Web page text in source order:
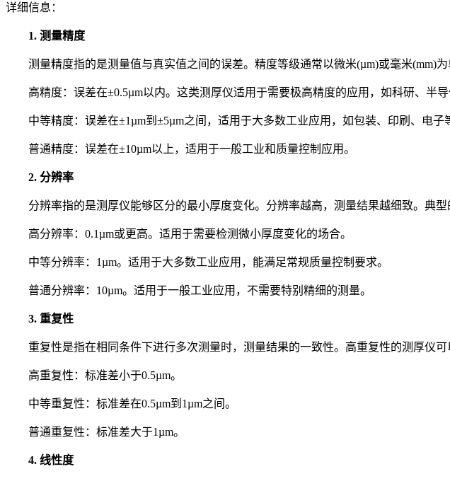
详细信息：
1. 测量精度
测量精度指的是测量值与真实值之间的误差。精度等级通常以微米(µm)或毫米(mm)为
高精度：误差在±0.5µm以内。这类测厚仪适用于需要极高精度的应用，如科研、半导
中等精度：误差在±1µm到±5µm之间，适用于大多数工业应用，如包装、印刷、电子
普通精度：误差在±10µm以上，适用于一般工业和质量控制应用。
2. 分辨率
分辨率指的是测厚仪能够区分的最小厚度变化。分辨率越高，测量结果越细致。典型
高分辨率：0.1µm或更高。适用于需要检测微小厚度变化的场合。
中等分辨率：1µm。适用于大多数工业应用，能满足常规质量控制要求。
普通分辨率：10µm。适用于一般工业应用，不需要特别精细的测量。
3. 重复性
重复性是指在相同条件下进行多次测量时，测量结果的一致性。高重复性的测厚仪可
高重复性：标准差小于0.5µm。
中等重复性：标准差在0.5µm到1µm之间。
普通重复性：标准差大于1µm。
4. 线性度